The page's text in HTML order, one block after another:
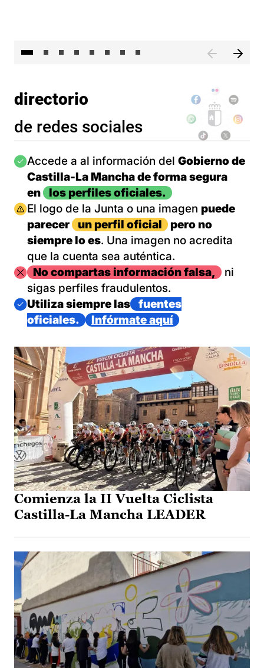
directorio
de redes sociales
Imagen
Accede a al información del Gobierno de
Castilla-La Mancha de forma segura
en
los perfiles oficiales.
Imagen
El logo de la Junta o una imagen puede
parecer
un perfil oficial
pero no
siempre lo es. Una imagen no acredita
que la cuenta sea auténtica.
ImagenNo compartas información falsa,
ni
sigas perfiles fraudulentos.
Imagen
Utiliza siempre las
fuentes
oficiales.
Infórmate aquí
Comienza la II Vuelta Ciclista
Castilla-La Mancha LEADER